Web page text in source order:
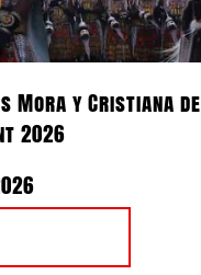
Mora y Cristiana de
2026